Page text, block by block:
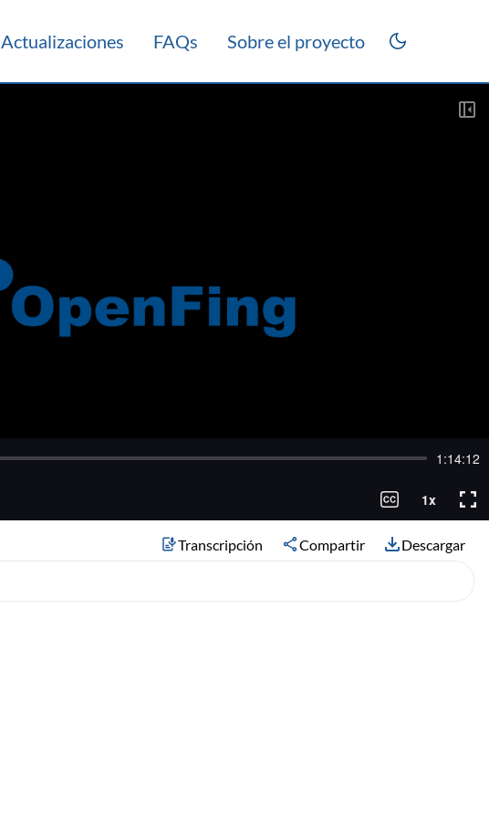
Actualizaciones FAQs Sobre el proyecto
Transcripción Compartir Descargar